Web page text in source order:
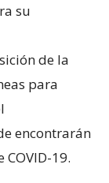
su
de la
para
encontrarán
19.